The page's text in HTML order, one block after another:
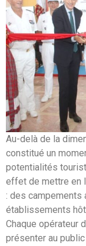
Au-delà de la
constitué un
potentialités
effet de mettre en
: des campements
établissements
Chaque opérateur
présenter au